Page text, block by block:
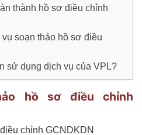
thành hồ sơ điều chỉnh
soạn thảo hồ sơ điều
sử dụng dịch vụ của VPL?
hồ sơ điều chỉnh
chỉnh GCNDKDN